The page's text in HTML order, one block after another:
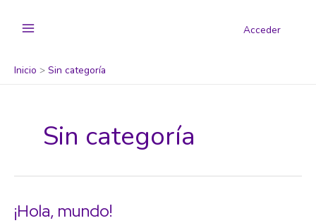
Acceder
Inicio Sin categoría
Sin categoría
¡Hola, mundo!